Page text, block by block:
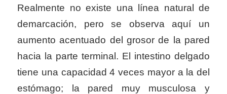
Realmente no existe una línea natural de
demarcación, pero se observa aquí un
aumento acentuado del grosor de la pared
hacia la parte terminal. El intestino delgado
tiene una capacidad 4 veces mayor a la del
estómago; la pared muy musculosa y